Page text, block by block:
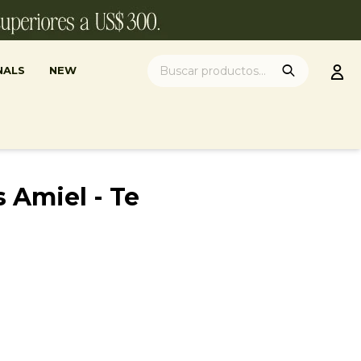
NEW
Amiel - Te